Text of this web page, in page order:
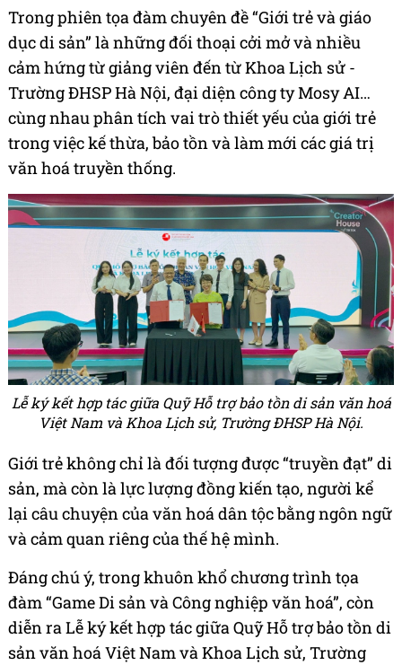
Trong phiên tọa đàm chuyên đề “Giới trẻ và giáo
dục di sản” là những đối thoại cởi mở và nhiều
cảm hứng từ giảng viên đến từ Khoa Lịch sử -
Trường ĐHSP Hà Nội, đại diện công ty Mosy AI…
cùng nhau phân tích vai trò thiết yếu của giới trẻ
trong việc kế thừa, bảo tồn và làm mới các giá trị
văn hoá truyền thống.
Lễ ký kết hợp tác giữa Quỹ Hỗ trợ bảo tồn di sản văn hoá
Việt Nam và Khoa Lịch sử, Trường ĐHSP Hà Nội.
Giới trẻ không chỉ là đối tượng được “truyền đạt” di
sản, mà còn là lực lượng đồng kiến tạo, người kể
lại câu chuyện của văn hoá dân tộc bằng ngôn ngữ
và cảm quan riêng của thế hệ mình.
Đáng chú ý, trong khuôn khổ chương trình tọa
đàm “Game Di sản và Công nghiệp văn hoá”, còn
diễn ra Lễ ký kết hợp tác giữa Quỹ Hỗ trợ bảo tồn di
sản văn hoá Việt Nam và Khoa Lịch sử, Trường